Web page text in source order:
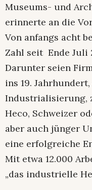
Museums- und
erinnerte an die
Von anfangs acht
Zahl seit Ende Juli
Darunter seien
ins 19.
Industrialisierung,
Heco, Schweizer
aber auch jünger
eine erfolgreiche
Mit etwa 12.000
„das industrielle